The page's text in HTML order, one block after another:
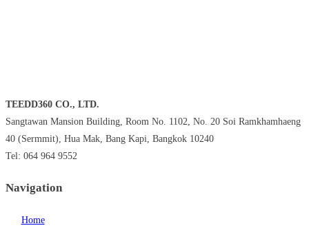
TEEDD360 CO., LTD.
Sangtawan Mansion Building, Room No. 1102, No. 20 Soi Ramkhamhaeng
40 (Sermmit), Hua Mak, Bang Kapi, Bangkok 10240
Tel: 064 964 9552
Navigation
Home